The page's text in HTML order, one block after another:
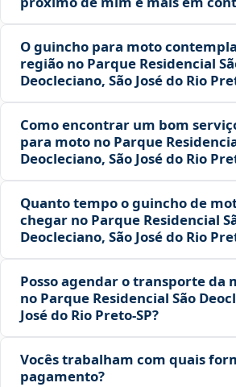
O guincho para moto
região no Parque Residencial
Deocleciano, São José do Rio
Como encontrar um bom
para moto no Parque
Deocleciano, São José do Rio
Quanto tempo o guincho de
chegar no Parque Residencial
Deocleciano, São José do Rio
Posso agendar o transporte da
no Parque Residencial São
José do Rio Preto‑SP?
Vocês trabalham com quais
pagamento?